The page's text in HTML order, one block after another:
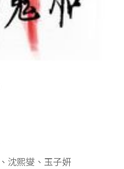
沈熙燮、玉子妍